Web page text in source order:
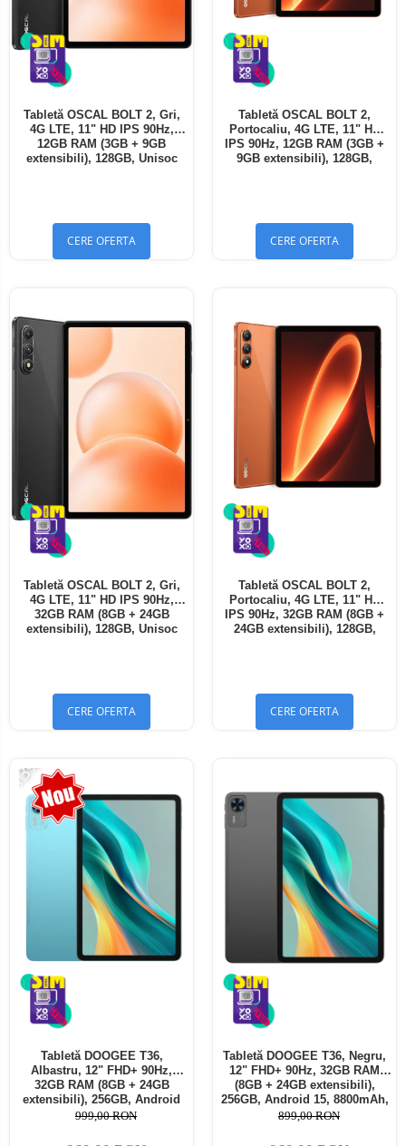
Tabletă OSCAL BOLT 2, Gri,
4G LTE, 11" HD IPS 90Hz,
12GB RAM (3GB + 9GB
extensibili), 128GB, Unisoc
CERE OFERTA
Tabletă OSCAL BOLT 2,
Portocaliu, 4G LTE, 11" HD
IPS 90Hz, 12GB RAM (3GB +
9GB extensibili), 128GB,
CERE OFERTA
Tabletă OSCAL BOLT 2, Gri,
4G LTE, 11" HD IPS 90Hz,
32GB RAM (8GB + 24GB
extensibili), 128GB, Unisoc
CERE OFERTA
Tabletă OSCAL BOLT 2,
Portocaliu, 4G LTE, 11" HD
IPS 90Hz, 32GB RAM (8GB +
24GB extensibili), 128GB,
CERE OFERTA
-13%
Tabletă DOOGEE T36,
Albastru, 12" FHD+ 90Hz,
32GB RAM (8GB + 24GB
extensibili), 256GB, Android
15, 8800mAh, Dual SIM
999,00 RON
Tabletă DOOGEE T36, Negru,
12" FHD+ 90Hz, 32GB RAM
(8GB + 24GB extensibili),
256GB, Android 15, 8800mAh,
Dual SIM
899,00 RON